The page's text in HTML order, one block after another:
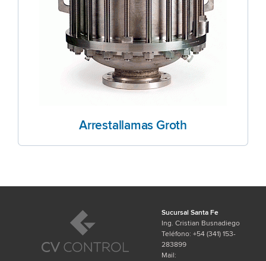
Arrestallamas Groth
Sucursal Santa Fe
Ing. Cristian Busnadiego
Teléfono: +54 (341) 153-
283899
Mail: